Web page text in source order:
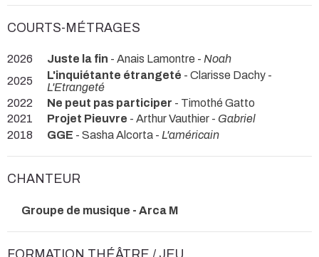
COURTS-MÉTRAGES
2026 Juste la fin - Anais Lamontre - Noah
2025
L'inquiétante étrangeté - Clarisse Dachy -
L'Etrangeté
2022
Ne peut pas participer - Timothé Gatto
2021
Projet Pieuvre - Arthur Vauthier - Gabriel
2018
GGE - Sasha Alcorta - L'américain
CHANTEUR
Groupe de musique - Arca M